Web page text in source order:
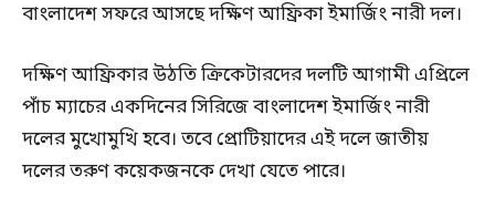
বাংলাদেশ সফরে আসছে দক্ষিণ আফ্রিকা ইমার্জিং নারী দল।
দক্ষিণ আফ্রিকার উঠতি ক্রিকেটারদের দলটি আগামী এপ্রিলে
পাঁচ ম্যাচের একদিনের সিরিজে বাংলাদেশ ইমার্জিং নারী
দলের মুখোমুখি হবে। তবে প্রোটিয়াদের এই দলে জাতীয়
দলের তরুণ কয়েকজনকে দেখা যেতে পারে।